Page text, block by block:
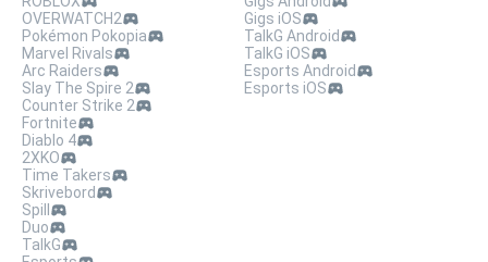
OVERWATCH2
Pokémon Pokopia
Marvel Rivals
Arc Raiders
Slay The Spire 2
Counter Strike 2
Fortnite
Diablo 4
2XKO
Time Takers
Skrivebord
Spill
Duo
TalkG
Gigs iOS
TalkG Android
TalkG iOS
Esports Android
Esports iOS